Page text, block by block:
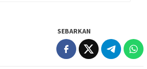
SEBARKAN